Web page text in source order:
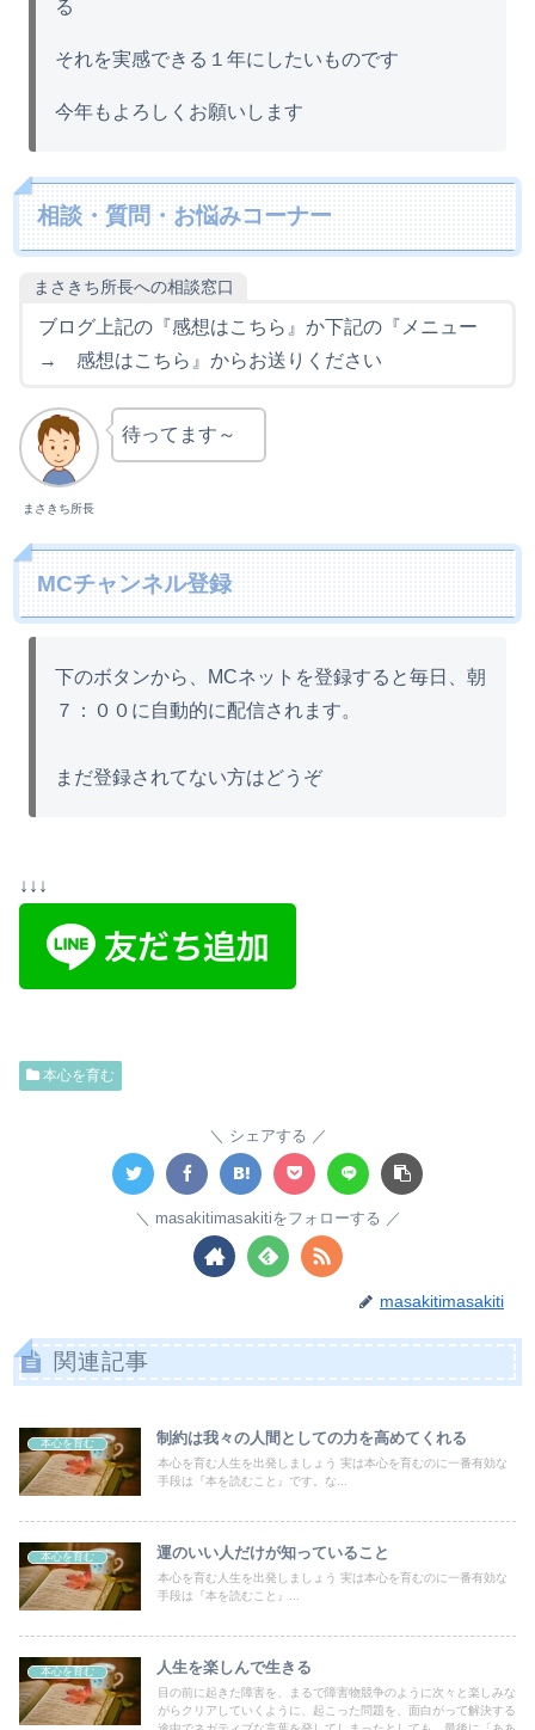
る
それを実感できる１年にしたいものです
今年もよろしくお願いします
相談・質問・お悩みコーナー
まさきち所長への相談窓口
ブログ上記の『感想はこちら』か下記の『メニュー
→ 感想はこちら』からお送りください
まさきち所長
待ってます～
MCチャンネル登録
下のボタンから、MCネットを登録すると毎日、朝
７：００に自動的に配信されます。
まだ登録されてない方はどうぞ
↓↓↓
本心を育む
シェアする
masakitimasakitiをフォローする
masakitimasakiti
関連記事
本心を育む 制約は我々の人間としての力を高めてくれる
本心を育む人生を出発しましょう 実は本心を育むのに一番有効な
手段は『本を読むこと』です。な...
本心を育む 運のいい人だけが知っていること
本心を育む人生を出発しましょう 実は本心を育むのに一番有効な
手段は『本を読むこと』...
本心を育む 人生を楽しんで生きる
目の前に起きた障害を、まるで障害物競争のように次々と楽しみな
がらクリアしていくように、起こった問題を、面白がって解決する